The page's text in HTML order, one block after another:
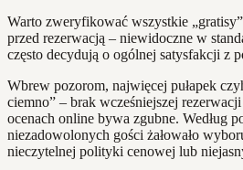
Warto zweryfikować wszystkie
przed rezerwacją – niewidoczne w
często decydują o ogólnej satysfakcji z
Wbrew pozorom, najwięcej pułapek
ciemno” – brak wcześniejszej
ocenach online bywa zgubne. Według
niezadowolonych gości żałowało
nieczytelnej polityki cenowej lub